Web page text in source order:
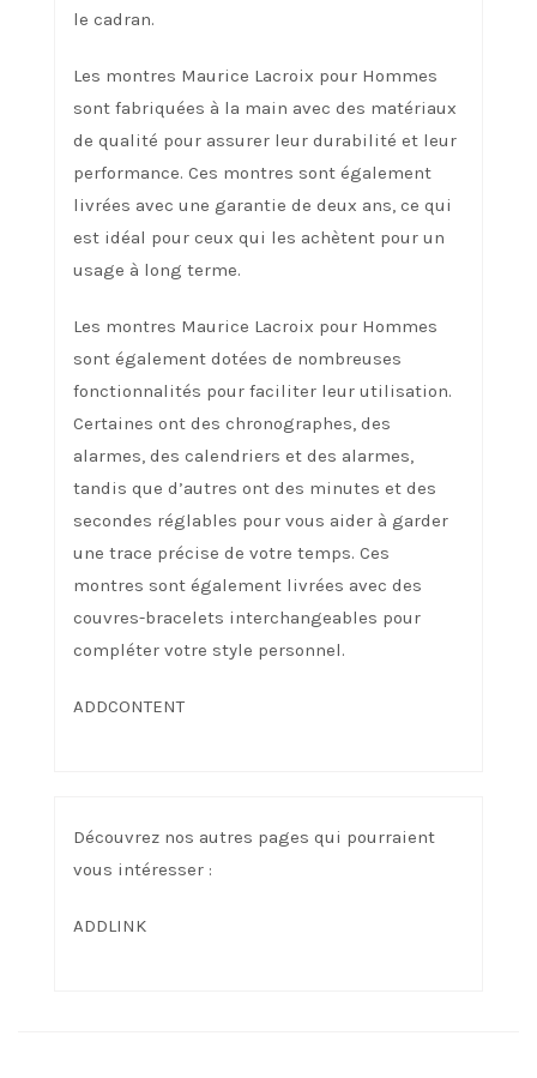
le cadran.
Les montres Maurice Lacroix pour Hommes
sont fabriquées à la main avec des matériaux
de qualité pour assurer leur durabilité et leur
performance. Ces montres sont également
livrées avec une garantie de deux ans, ce qui
est idéal pour ceux qui les achètent pour un
usage à long terme.
Les montres Maurice Lacroix pour Hommes
sont également dotées de nombreuses
fonctionnalités pour faciliter leur utilisation.
Certaines ont des chronographes, des
alarmes, des calendriers et des alarmes,
tandis que d’autres ont des minutes et des
secondes réglables pour vous aider à garder
une trace précise de votre temps. Ces
montres sont également livrées avec des
couvres-bracelets interchangeables pour
compléter votre style personnel.
ADDCONTENT
Découvrez nos autres pages qui pourraient
vous intéresser :
ADDLINK